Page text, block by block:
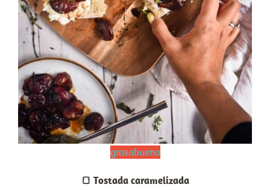
grasabuena
🍞 Tostada caramelizada